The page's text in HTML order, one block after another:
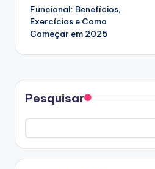
Funcional: Benefícios,
Exercícios e Como
Começar em 2025
Pesquisar